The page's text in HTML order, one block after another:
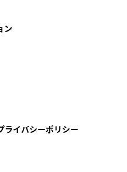
ン
ライバシーポリシー